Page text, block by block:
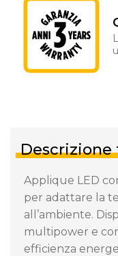
Descrizione
Applique LED
per adattare la
all’ambiente.
multipower e
efficienza